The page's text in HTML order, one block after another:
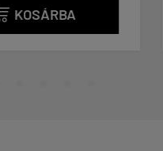
KOSÁRBA